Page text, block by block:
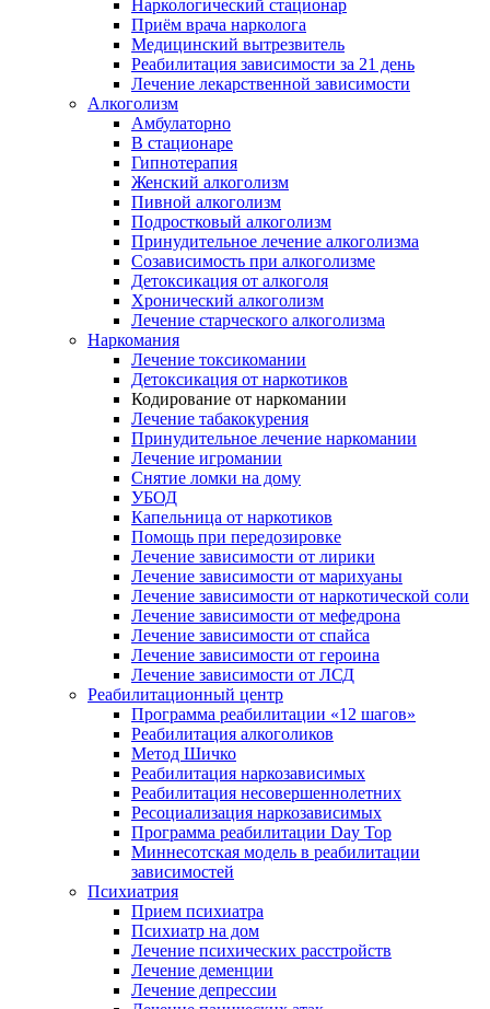
Наркологический стационар
Приём врача нарколога
Медицинский вытрезвитель
Реабилитация зависимости за 21 день
Лечение лекарственной зависимости
Алкоголизм
Амбулаторно
В стационаре
Гипнотерапия
Женский алкоголизм
Пивной алкоголизм
Подростковый алкоголизм
Принудительное лечение алкоголизма
Созависимость при алкоголизме
Детоксикация от алкоголя
Хронический алкоголизм
Лечение старческого алкоголизма
Наркомания
Лечение токсикомании
Детоксикация от наркотиков
Кодирование от наркомании
Лечение табакокурения
Принудительное лечение наркомании
Лечение игромании
Снятие ломки на дому
УБОД
Капельница от наркотиков
Помощь при передозировке
Лечение зависимости от лирики
Лечение зависимости от марихуаны
Лечение зависимости от наркотической соли
Лечение зависимости от мефедрона
Лечение зависимости от спайса
Лечение зависимости от героина
Лечение зависимости от ЛСД
Реабилитационный центр
Программа реабилитации «12 шагов»
Реабилитация алкоголиков
Метод Шичко
Реабилитация наркозависимых
Реабилитация несовершеннолетних
Ресоциализация наркозависимых
Программа реабилитации Day Top
Миннесотская модель в реабилитации
зависимостей
Психиатрия
Прием психиатра
Психиатр на дом
Лечение психических расстройств
Лечение деменции
Лечение депрессии